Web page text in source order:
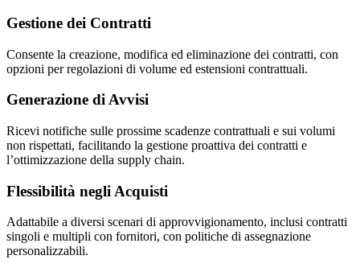
Gestione dei Contratti
Consente la creazione, modifica ed eliminazione dei contratti, con
opzioni per regolazioni di volume ed estensioni contrattuali.
Generazione di Avvisi
Ricevi notifiche sulle prossime scadenze contrattuali e sui volumi
non rispettati, facilitando la gestione proattiva dei contratti e
l’ottimizzazione della supply chain.
Flessibilità negli Acquisti
Adattabile a diversi scenari di approvvigionamento, inclusi contratti
singoli e multipli con fornitori, con politiche di assegnazione
personalizzabili.